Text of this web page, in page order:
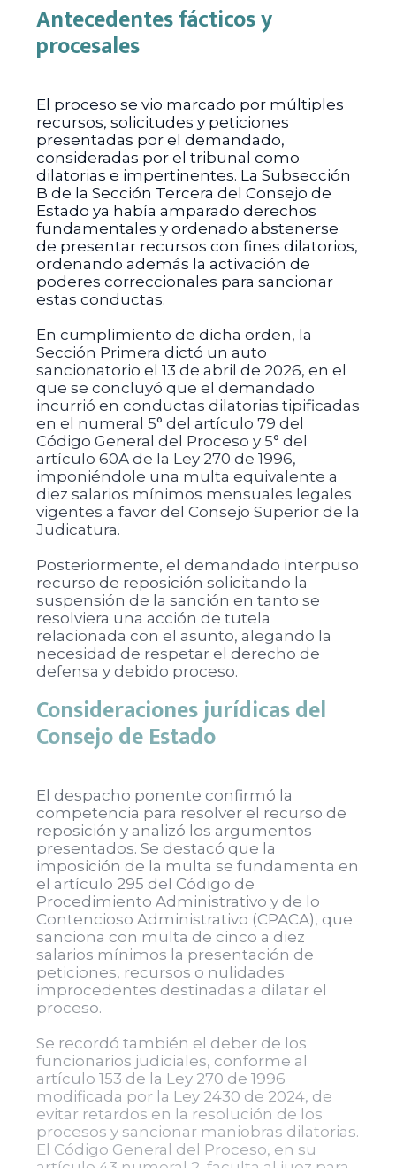
Antecedentes fácticos y
procesales
El proceso se vio marcado por múltiples
recursos, solicitudes y peticiones
presentadas por el demandado,
consideradas por el tribunal como
dilatorias e impertinentes. La Subsección
B de la Sección Tercera del Consejo de
Estado ya había amparado derechos
fundamentales y ordenado abstenerse
de presentar recursos con fines dilatorios,
ordenando además la activación de
poderes correccionales para sancionar
estas conductas.
En cumplimiento de dicha orden, la
Sección Primera dictó un auto
sancionatorio el 13 de abril de 2026, en el
que se concluyó que el demandado
incurrió en conductas dilatorias tipificadas
en el numeral 5° del artículo 79 del
Código General del Proceso y 5° del
artículo 60A de la Ley 270 de 1996,
imponiéndole una multa equivalente a
diez salarios mínimos mensuales legales
vigentes a favor del Consejo Superior de la
Judicatura.
Posteriormente, el demandado interpuso
recurso de reposición solicitando la
suspensión de la sanción en tanto se
resolviera una acción de tutela
relacionada con el asunto, alegando la
necesidad de respetar el derecho de
defensa y debido proceso.
Consideraciones jurídicas del
Consejo de Estado
El despacho ponente confirmó la
competencia para resolver el recurso de
reposición y analizó los argumentos
presentados. Se destacó que la
imposición de la multa se fundamenta en
el artículo 295 del Código de
Procedimiento Administrativo y de lo
Contencioso Administrativo (CPACA), que
sanciona con multa de cinco a diez
salarios mínimos la presentación de
peticiones, recursos o nulidades
improcedentes destinadas a dilatar el
proceso.
Se recordó también el deber de los
funcionarios judiciales, conforme al
artículo 153 de la Ley 270 de 1996
modificada por la Ley 2430 de 2024, de
evitar retardos en la resolución de los
procesos y sancionar maniobras dilatorias.
El Código General del Proceso, en su